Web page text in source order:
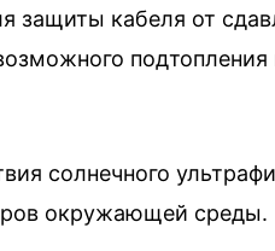
защиты кабеля от
подтопления
солнечного
окружающей среды.